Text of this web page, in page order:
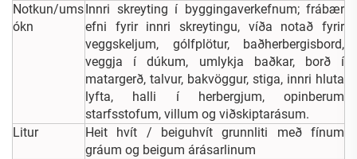
Notkun/ums
ókn
Innri skreyting í byggingaverkefnum; frábær
efni fyrir innri skreytingu, víða notað fyrir
veggskeljum, gólfplötur, baðherbergisbord,
veggja í dúkum, umlykja baðkar, borð í
matargerð, talvur, bakvöggur, stiga, innri hluta
lyfta, halli í herbergjum, opinberum
starfsstofum, villum og viðskiptarásum.
Litur
Heit hvít / beiguhvít grunnliti með fínum
gráum og beigum árásarlinum